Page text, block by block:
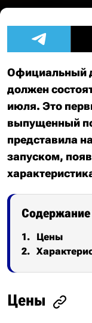
Официальный
должен
июля. Это
выпущенный
представила
запуском,
Содержание
Цены
Цены